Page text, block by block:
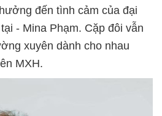
đến tình cảm của đại
- Mina Phạm. Cặp đôi vẫn
xuyên dành cho nhau
MXH.